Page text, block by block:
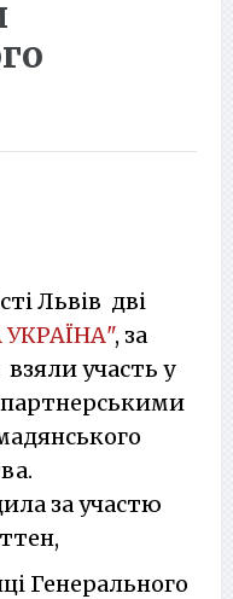
Львів дві
, за
участь у
партнерськими
за участю
Генерального